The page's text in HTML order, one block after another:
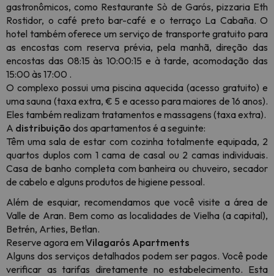
gastronômicos, como Restaurante Sò de Garós, pizzaria Eth
Rostidor, o café preto bar-café e o terraço La Cabaña. O
hotel também oferece um serviço de transporte gratuito para
as encostas com reserva prévia, pela manhã, direção das
encostas das 08:15 às 10:00:15 e à tarde, acomodação das
15:00 às 17:00 .
O complexo possui uma piscina aquecida (acesso gratuito) e
uma sauna (taxa extra, € 5 e acesso para maiores de 16 anos).
Eles também realizam tratamentos e massagens (taxa extra).
A distribuição dos apartamentos é a seguinte:
Têm uma sala de estar com cozinha totalmente equipada, 2
quartos duplos com 1 cama de casal ou 2 camas individuais.
Casa de banho completa com banheira ou chuveiro, secador
de cabelo e alguns produtos de higiene pessoal.
Além de esquiar, recomendamos que você visite a área de
Valle de Aran. Bem como as localidades de Vielha (a capital),
Betrén, Arties, Betlan.
Reserve agora em Vilagarós Apartments
Alguns dos serviços detalhados podem ser pagos. Você pode
verificar as tarifas diretamente no estabelecimento. Esta